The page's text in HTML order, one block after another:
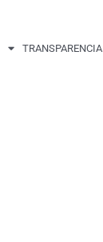
TRANSPARENCIA